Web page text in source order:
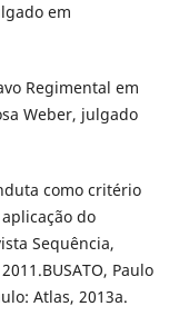
em
Regimental em
Weber, julgado
como critério
do
Sequência,
Paulo
Atlas, 2013a.